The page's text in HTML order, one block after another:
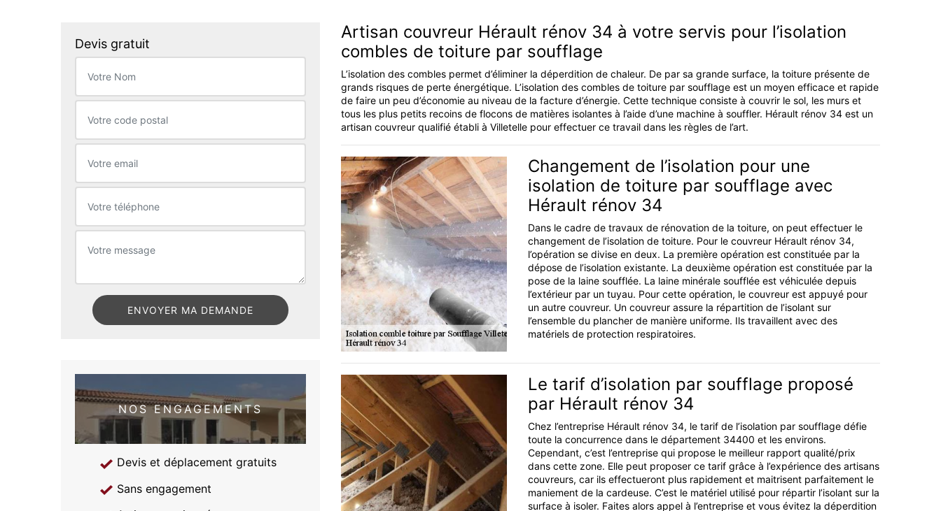
Devis gratuit
NOS ENGAGEMENTS
Devis et déplacement gratuits
Sans engagement
Artisan couvreur Hérault rénov 34 à votre servis pour l’isolation
combles de toiture par soufflage
L’isolation des combles permet d’éliminer la déperdition de chaleur. De par sa grande surface, la toiture présente de
grands risques de perte énergétique. L’isolation des combles de toiture par soufflage est un moyen efficace et rapide
de faire un peu d’économie au niveau de la facture d’énergie. Cette technique consiste à couvrir le sol, les murs et
tous les plus petits recoins de flocons de matières isolantes à l’aide d’une machine à souffler. Hérault rénov 34 est un
artisan couvreur qualifié établi à Villetelle pour effectuer ce travail dans les règles de l’art.
Changement de l’isolation pour une
isolation de toiture par soufflage avec
Hérault rénov 34
Dans le cadre de travaux de rénovation de la toiture, on peut effectuer le
changement de l’isolation de toiture. Pour le couvreur Hérault rénov 34,
l’opération se divise en deux. La première opération est constituée par la
dépose de l’isolation existante. La deuxième opération est constituée par la
pose de la laine soufflée. La laine minérale soufflée est véhiculée depuis
l’extérieur par un tuyau. Pour cette opération, le couvreur est appuyé pour
un autre couvreur. Un couvreur assure la répartition de l’isolant sur
l’ensemble du plancher de manière uniforme. Ils travaillent avec des
matériels de protection respiratoires.
Le tarif d’isolation par soufflage proposé
par Hérault rénov 34
Chez l’entreprise Hérault rénov 34, le tarif de l’isolation par soufflage défie
toute la concurrence dans le département 34400 et les environs.
Cependant, c’est l’entreprise qui propose le meilleur rapport qualité/prix
dans cette zone. Elle peut proposer ce tarif grâce à l’expérience des artisans
couvreurs, car ils effectueront plus rapidement et maitrisent parfaitement le
maniement de la cardeuse. C’est le matériel utilisé pour répartir l’isolant sur la
surface à isoler. Faites alors appel à l’entreprise et vous évitez la déperdition